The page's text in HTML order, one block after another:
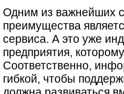
Одним из важнейших
преимущества
сервиса. А это уже
предприятия,
Соответственно,
гибкой, чтобы